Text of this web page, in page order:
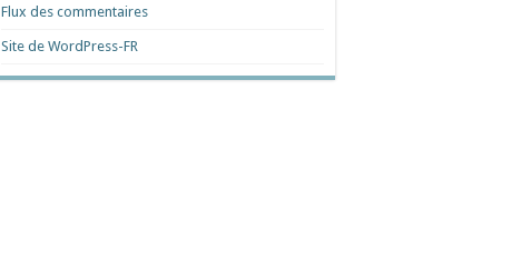
Flux des commentaires
Site de WordPress-FR